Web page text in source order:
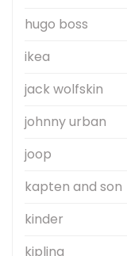
hugo boss
ikea
jack wolfskin
johnny urban
joop
kapten and son
kinder
kipling